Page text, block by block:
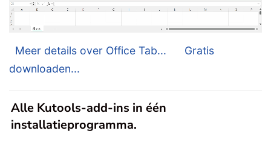
Meer details over Office Tab...
Gratis
downloaden...
Alle Kutools-add-ins in één
installatieprogramma.